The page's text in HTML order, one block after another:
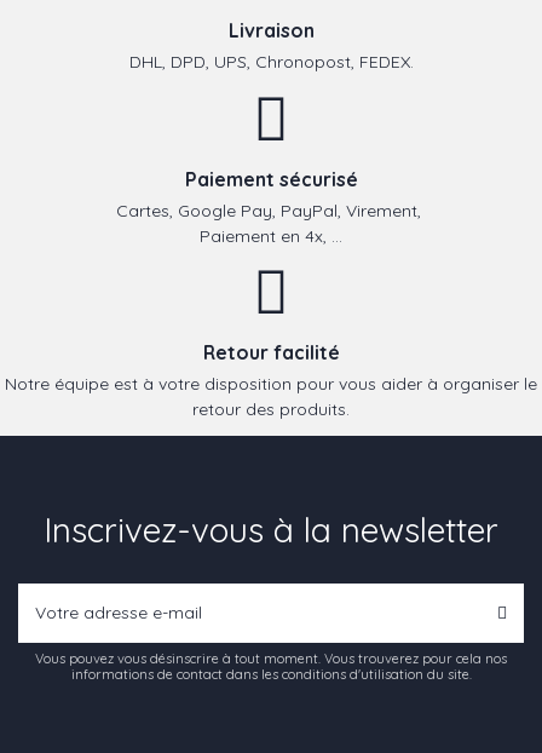
Livraison
DHL, DPD, UPS, Chronopost, FEDEX.
Paiement sécurisé
Cartes, Google Pay, PayPal, Virement,
Paiement en 4x, ...
Retour facilité
Notre équipe est à votre disposition pour vous aider à organiser le
retour des produits.
Inscrivez-vous à la newsletter
Vous pouvez vous désinscrire à tout moment. Vous trouverez pour cela nos
informations de contact dans les conditions d'utilisation du site.